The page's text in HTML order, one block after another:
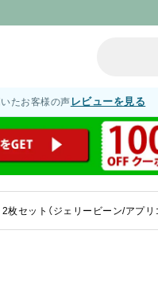
たお客様の声 レビューを見る
セット（ジェリービーン/アプリ